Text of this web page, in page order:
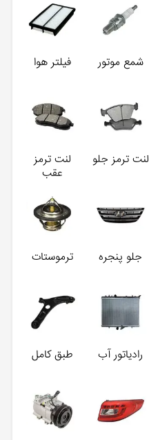
شمع موتور فیلتر هوا
لنت ترمز جلو
لنت ترمز
عقب
جلو پنجره ترموستات
رادیاتور آب طبق کامل